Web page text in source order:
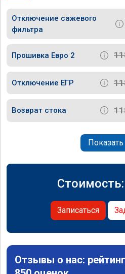
Отключение сажевого
фильтра
Прошивка Евро 2
Отключение ЕГР
Возврат стока
Стоимость:
Записаться
Отзывы о нас: